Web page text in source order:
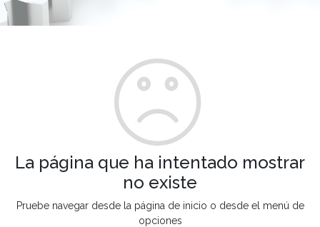
La página que ha intentado mostrar
no existe
Pruebe navegar desde la página de inicio o desde el menú de
opciones